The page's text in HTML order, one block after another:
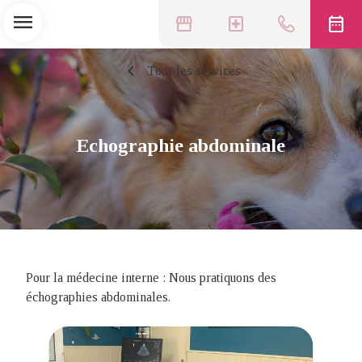
storefront local_hospital date_range
menu
chevron_left Tous les services
Echographie abdominale
Pour la médecine interne : Nous pratiquons des
échographies abdominales.